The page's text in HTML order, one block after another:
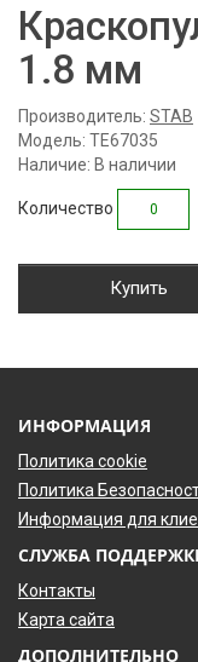
1.8 мм
Производитель: STAB
Модель: TE67035
Наличие: В наличии
Количество
Купить
ИНФОРМАЦИЯ
Политика cookie
Политика
Информация для
СЛУЖБА
Контакты
Карта сайта
ДОПОЛНИТЕЛЬНО